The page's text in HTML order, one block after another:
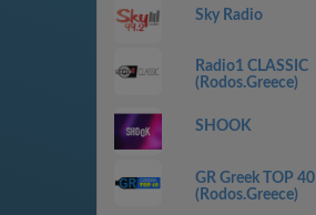
Sky Radio
Radio1 CLASSIC
(Rodos.Greece)
SHOOK
GR Greek TOP 40
(Rodos.Greece)